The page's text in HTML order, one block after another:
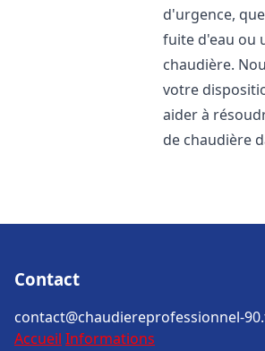
d'urgence,
fuite d'eau ou
chaudière.
votre
aider à
de chaudière
Contact
contact@chaudiereprofessionnel-
Accueil Informations